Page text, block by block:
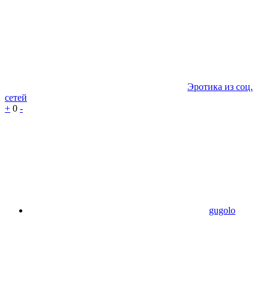
Эротика из соц.
сетей
+ 0 -
gugolo